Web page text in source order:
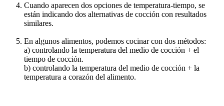
Cuando aparecen dos opciones de temperatura-tiempo, se
están indicando dos alternativas de cocción con resultados
similares.
En algunos alimentos, podemos cocinar con dos métodos:
a) controlando la temperatura del medio de cocción + el
tiempo de cocción.
b) controlando la temperatura del medio de cocción + la
temperatura a corazón del alimento.